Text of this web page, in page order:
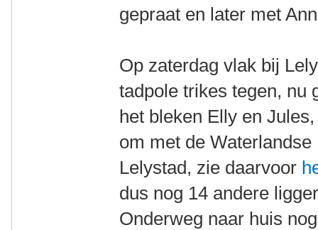
gepraat en later met
Op zaterdag vlak bij
tadpole trikes tegen, nu
het bleken Elly en
om met de
Lelystad, zie daarvoor
dus nog 14 andere
Onderweg naar huis